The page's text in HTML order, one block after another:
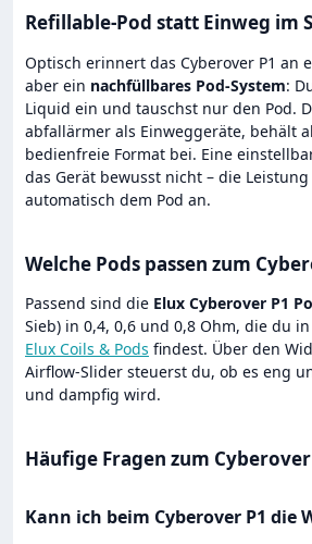
Refillable-Pod statt Einweg im
Optisch erinnert das Cyberover P1 an
aber ein nachfüllbares Pod-System:
Liquid ein und tauschst nur den Pod.
abfallärmer als Einweggeräte, behält
bedienfreie Format bei. Eine
das Gerät bewusst nicht – die
automatisch dem Pod an.
Welche Pods passen zum
Passend sind die Elux Cyberover P1
Sieb) in 0,4, 0,6 und 0,8 Ohm, die du
Elux Coils & Pods findest. Über den
Airflow-Slider steuerst du, ob es eng
und dampfig wird.
Häufige Fragen zum Cyberover
Kann ich beim Cyberover P1 die